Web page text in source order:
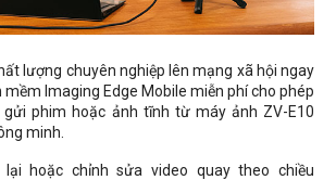
lượng chuyên nghiệp lên mạng xã hội ngay
mềm Imaging Edge Mobile miễn phí cho phép
gửi phim hoặc ảnh tĩnh từ máy ảnh ZV-E10
minh.
hoặc chỉnh sửa video quay theo chiều